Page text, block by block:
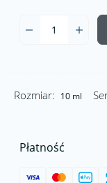
Rozmiar: 10 ml
Płatność